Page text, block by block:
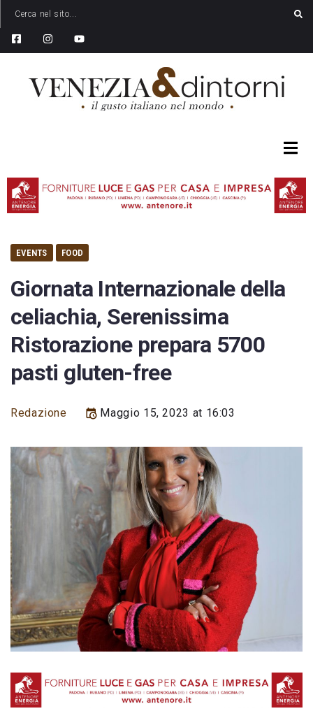
EVENTS FOOD
Giornata Internazionale della
celiachia, Serenissima
Ristorazione prepara 5700
pasti gluten-free
Redazione Maggio 15, 2023 at 16:03